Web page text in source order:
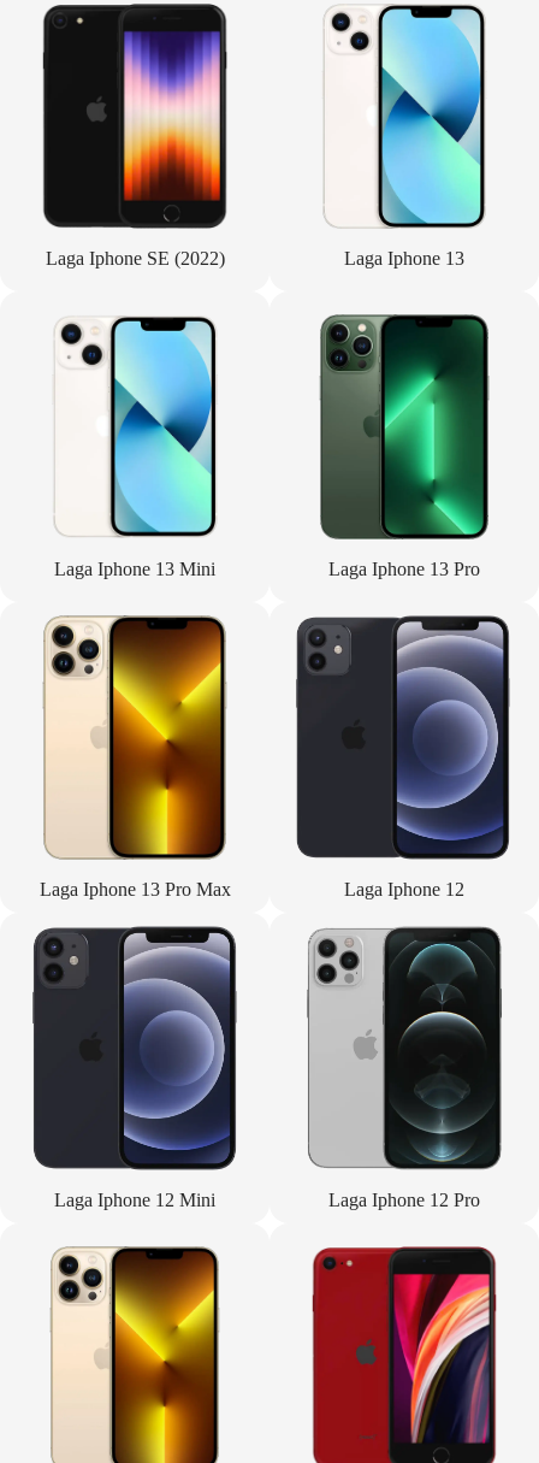
Laga Iphone SE (2022) Laga Iphone 13
Laga Iphone 13 Mini Laga Iphone 13 Pro
Laga Iphone 13 Pro Max Laga Iphone 12
Laga Iphone 12 Mini Laga Iphone 12 Pro